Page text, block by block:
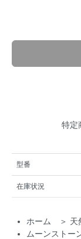
特定
型番
在庫状況
ホーム ＞ 天
ムーンストー